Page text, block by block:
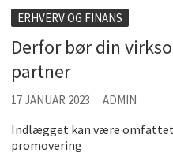
Kølig hvidvin på en varm
Få baren hjem til dig
Det er blevet nemmere at
De fem bedste brunchsteder
Sjove oplevelsesmuligheder i
ERHVERV OG FINANS
Derfor bør din
partner
17 JANUAR 2023 ADMIN
Indlægget kan være
promovering